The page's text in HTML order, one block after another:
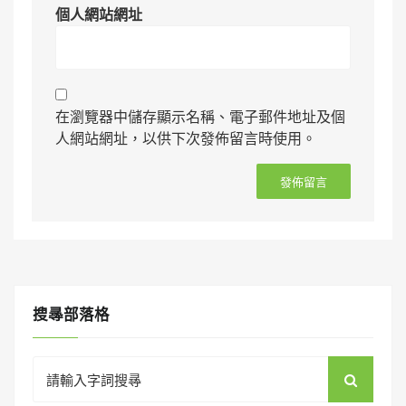
個人網站網址
在瀏覽器中儲存顯示名稱、電子郵件地址及個
人網站網址，以供下次發佈留言時使用。
搜㝷部落格
for: